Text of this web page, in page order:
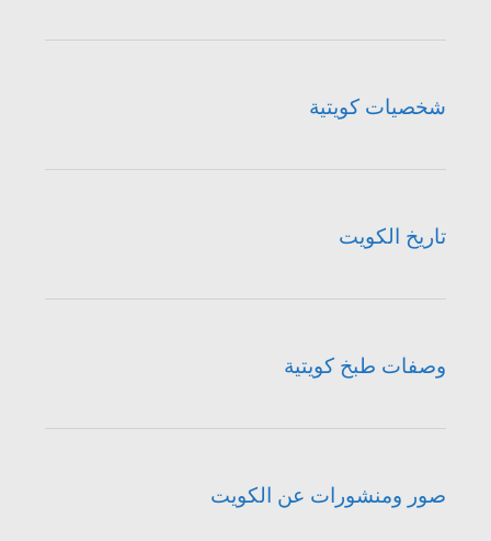
شخصيات كويتية
تاريخ الكويت
وصفات طبخ كويتية
صور ومنشورات عن الكويت